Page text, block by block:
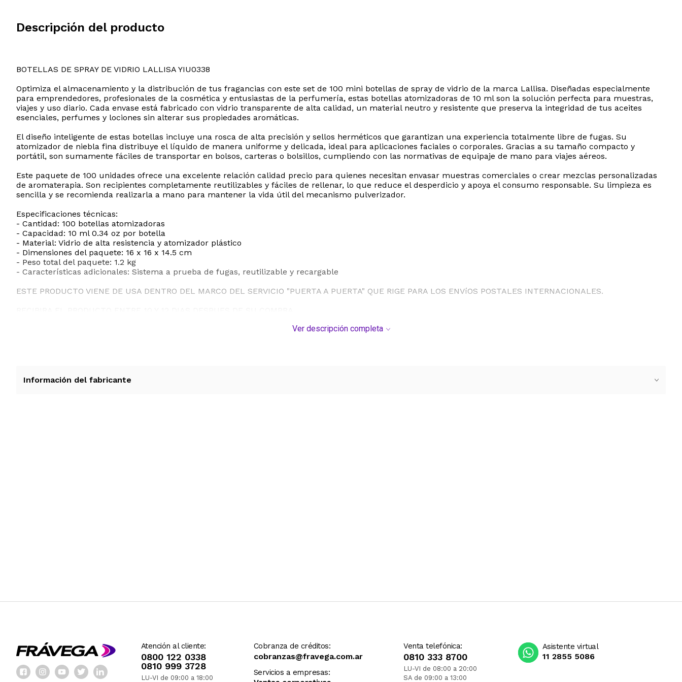
Descripción del producto
BOTELLAS DE SPRAY DE VIDRIO LALLISA YIU0338
Optimiza el almacenamiento y la distribución de tus fragancias con este set de 100 mini botellas de spray de vidrio de la marca Lallisa. Diseñadas especialmente
para emprendedores, profesionales de la cosmética y entusiastas de la perfumería, estas botellas atomizadoras de 10 ml son la solución perfecta para muestras,
viajes y uso diario. Cada envase está fabricado con vidrio transparente de alta calidad, un material neutro y resistente que preserva la integridad de tus aceites
esenciales, perfumes y lociones sin alterar sus propiedades aromáticas.
El diseño inteligente de estas botellas incluye una rosca de alta precisión y sellos herméticos que garantizan una experiencia totalmente libre de fugas. Su
atomizador de niebla fina distribuye el líquido de manera uniforme y delicada, ideal para aplicaciones faciales o corporales. Gracias a su tamaño compacto y
portátil, son sumamente fáciles de transportar en bolsos, carteras o bolsillos, cumpliendo con las normativas de equipaje de mano para viajes aéreos.
Este paquete de 100 unidades ofrece una excelente relación calidad precio para quienes necesitan envasar muestras comerciales o crear mezclas personalizadas
de aromaterapia. Son recipientes completamente reutilizables y fáciles de rellenar, lo que reduce el desperdicio y apoya el consumo responsable. Su limpieza es
sencilla y se recomienda realizarla a mano para mantener la vida útil del mecanismo pulverizador.
Especificaciones técnicas:
- Cantidad: 100 botellas atomizadoras
- Capacidad: 10 ml 0.34 oz por botella
- Material: Vidrio de alta resistencia y atomizador plástico
- Dimensiones del paquete: 16 x 16 x 14.5 cm
- Peso total del paquete: 1.2 kg
- Características adicionales: Sistema a prueba de fugas, reutilizable y recargable
ESTE PRODUCTO VIENE DE USA DENTRO DEL MARCO DEL SERVICIO "PUERTA A PUERTA" QUE RIGE PARA LOS ENVíOS POSTALES INTERNACIONALES.
Ver descripción completa
Información del fabricante
Atención al cliente:
0800 122 0338
0810 999 3728
LU-VI de 09:00 a 18:00
Cobranza de créditos:
cobranzas@fravega.com.ar
Servicios a empresas:
Venta telefónica:
0810 333 8700
LU-VI de 08:00 a 20:00
SA de 09:00 a 13:00
Asistente virtual
11 2855 5086